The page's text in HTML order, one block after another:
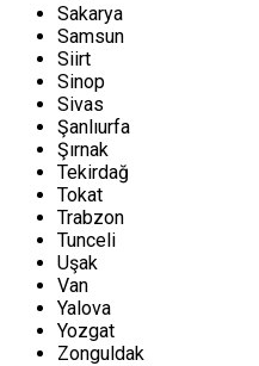
Sakarya
Samsun
Siirt
Sinop
Sivas
Şanlıurfa
Şırnak
Tekirdağ
Tokat
Trabzon
Tunceli
Uşak
Van
Yalova
Yozgat
Zonguldak